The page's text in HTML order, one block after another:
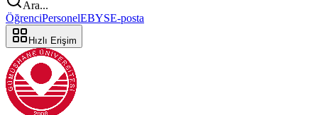
Ara...
ÖğrenciPersonelEBYSE-posta
Hızlı Erişim